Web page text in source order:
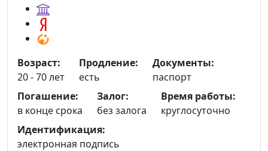
Возраст:
20 - 70 лет
Продление:
есть
Документы:
паспорт
Погашение:
в конце срока
Залог:
без залога
Время работы:
круглосуточно
Идентификация:
электронная подпись